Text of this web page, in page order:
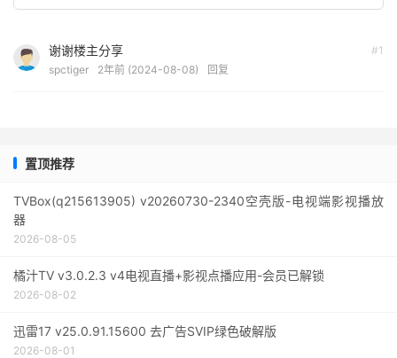
#1
谢谢楼主分享
spctiger 2年前 (2024-08-08) 回复
置顶推荐
TVBox(q215613905) v20260730-2340空壳版-电视端影视播放
器
2026-08-05
橘汁TV v3.0.2.3 v4电视直播+影视点播应用-会员已解锁
2026-08-02
迅雷17 v25.0.91.15600 去广告SVIP绿色破解版
2026-08-01